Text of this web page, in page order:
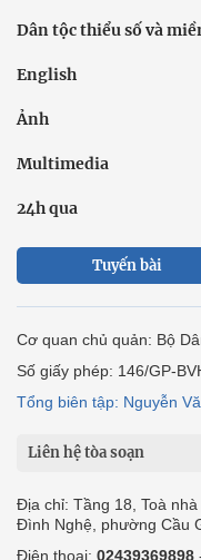
Dân tộc thiểu số và
English
Ảnh
Multimedia
24h qua
Tuyến bài
Cơ quan chủ quản: Bộ
Số giấy phép: 146/GP-
Tổng biên tập: Nguyễn
Liên hệ tòa soạn
Địa chỉ: Tầng 18, Toà
Đình Nghệ, phường Cầu
Điện thoại: 02439369898